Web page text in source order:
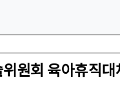
원회 육아휴직